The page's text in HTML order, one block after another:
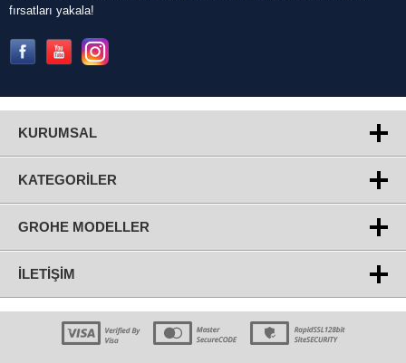
fırsatları yakala!
KURUMSAL
KATEGORILER
GROHE MODELLER
İLETIŞIM